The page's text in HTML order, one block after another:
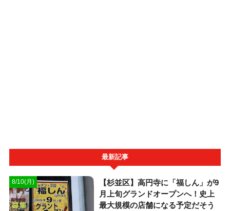
最新記事
8/10(月)
【杉並区】高円寺に「福しん」が9
月上旬グランドオープンへ！史上
最大規模の店舗になる予定だそう